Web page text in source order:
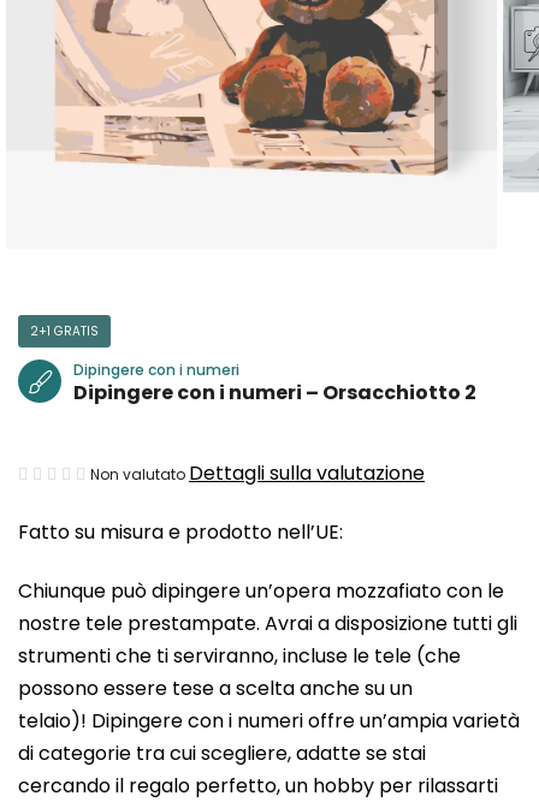
Fatto su misura e prodotto nell’UE:
Chiunque può dipingere un’opera mozzafiato con le
nostre tele prestampate. Avrai a disposizione tutti gli
strumenti che ti serviranno, incluse le tele (che
possono essere tese a scelta anche su un
telaio)! Dipingere con i numeri offre un’ampia varietà
di categorie tra cui scegliere, adatte se stai
cercando il regalo perfetto, un hobby per rilassarti
2+1 GRATIS
Dipingere con i numeri
Dipingere con i numeri – Orsacchiotto 2
La
media
prodotto
è
0,0
su
5
stelle.
Non valutato Dettagli sulla valutazione